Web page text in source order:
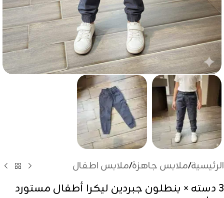
الرئيسية/ملابس جاهزة/ملابس اطفال
3 دسته × بنطلون جبردين ليكرا أطفال مستورد